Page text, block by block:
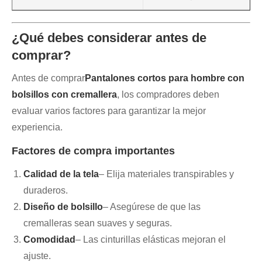
¿Qué debes considerar antes de
comprar?
Antes de comprarPantalones cortos para hombre con
bolsillos con cremallera, los compradores deben
evaluar varios factores para garantizar la mejor
experiencia.
Factores de compra importantes
Calidad de la tela– Elija materiales transpirables y
duraderos.
Diseño de bolsillo– Asegúrese de que las
cremalleras sean suaves y seguras.
Comodidad– Las cinturillas elásticas mejoran el
ajuste.